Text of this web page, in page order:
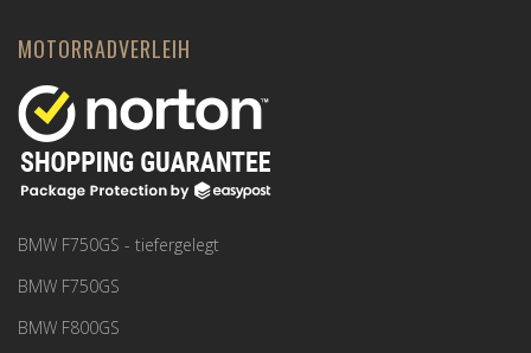
MOTORRADVERLEIH
BMW F750GS - tiefergelegt
BMW F750GS
BMW F800GS